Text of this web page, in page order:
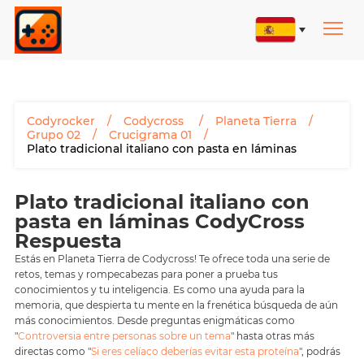
Codyrocker Codycross
Planeta Tierra
Grupo 02
Crucigrama 01
Plato tradicional italiano con pasta en láminas
Plato tradicional italiano con
pasta en láminas CodyCross
Respuesta
Estás en Planeta Tierra de Codycross! Te ofrece toda una serie de
retos, temas y rompecabezas para poner a prueba tus
conocimientos y tu inteligencia. Es como una ayuda para la
memoria, que despierta tu mente en la frenética búsqueda de aún
más conocimientos. Desde preguntas enigmáticas como
"Controversia entre personas sobre un tema" hasta otras más
directas como "Si eres celíaco deberías evitar esta proteína", podrás